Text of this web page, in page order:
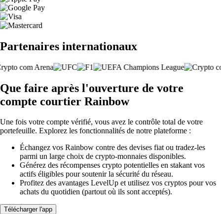
Partenaires internationaux
Que faire après l'ouverture de votre
compte courtier Rainbow
Une fois votre compte vérifié, vous avez le contrôle total de votre
portefeuille. Explorez les fonctionnalités de notre plateforme :
Échangez vos Rainbow contre des devises fiat ou tradez-les
parmi un large choix de crypto-monnaies disponibles.
Générez des récompenses crypto potentielles en stakant vos
actifs éligibles pour soutenir la sécurité du réseau.
Profitez des avantages LevelUp et utilisez vos cryptos pour vos
achats du quotidien (partout où ils sont acceptés).
Télécharger l'app